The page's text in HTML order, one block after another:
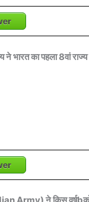
ने भारत का पहला 8वां